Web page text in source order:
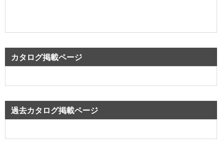
カタログ掲載ページ
過去カタログ掲載ページ